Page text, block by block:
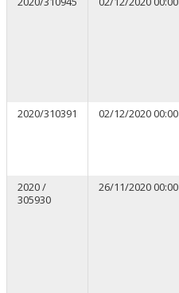
2020/310391
02/12/2020 00:00
2020 /
305930
26/11/2020 00:00